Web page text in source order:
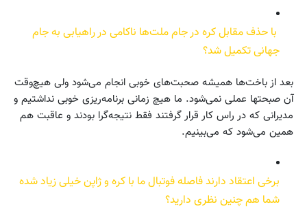
با حذف مقابل کره در جام ملت‌ها ناکامی در راهیابی به جام
جهانی تکمیل شد؟
بعد از باخت‌ها همیشه صحبت‌های خوبی انجام می‌شود ولی هیچ‌وقت
آن صبحتها عملی نمی‌شود. ما هیچ زمانی برنامه‌ریزی خوبی نداشتیم و
مدیرانی که در راس کار قرار گرفتند فقط نتیجه‌گرا بودند و عاقبت هم
همین می‌شود که می‌بینیم.
برخی اعتقاد دارند فاصله فوتبال ما با کره و ژاپن خیلی زیاد شده
شما هم چنین نظری دارید؟